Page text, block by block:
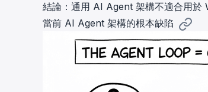
結論：通用 AI Agent 架構不適合用於
當前 AI Agent 架構的根本缺陷